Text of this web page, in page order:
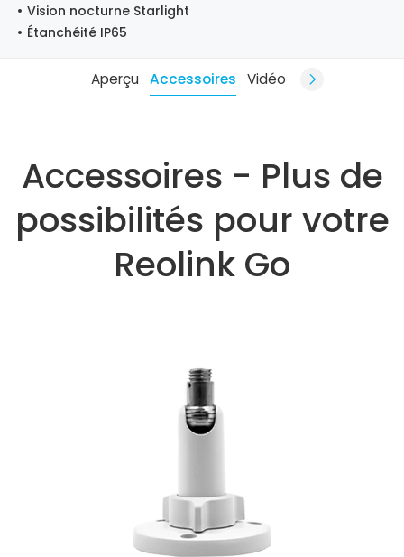
Vision nocturne Starlight
Étanchéité IP65
Aperçu Accessoires Vidéo
Accessoires - Plus de
possibilités pour votre
Reolink Go